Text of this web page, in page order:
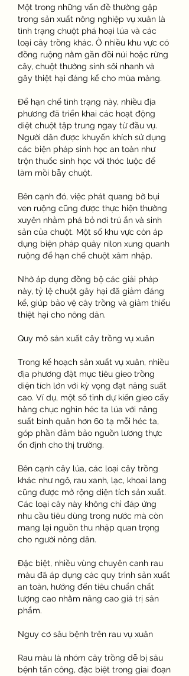
Một trong những vấn đề thường gặp
trong sản xuất nông nghiệp vụ xuân là
tình trạng chuột phá hoại lúa và các
loại cây trồng khác. Ở nhiều khu vực có
đồng ruộng nằm gần đồi núi hoặc rừng
cây, chuột thường sinh sôi nhanh và
gây thiệt hại đáng kể cho mùa màng.
Để hạn chế tình trạng này, nhiều địa
phương đã triển khai các hoạt động
diệt chuột tập trung ngay từ đầu vụ.
Người dân được khuyến khích sử dụng
các biện pháp sinh học an toàn như
trộn thuốc sinh học với thóc luộc để
làm mồi bẫy chuột.
Bên cạnh đó, việc phát quang bờ bụi
ven ruộng cũng được thực hiện thường
xuyên nhằm phá bỏ nơi trú ẩn và sinh
sản của chuột. Một số khu vực còn áp
dụng biện pháp quây nilon xung quanh
ruộng để hạn chế chuột xâm nhập.
Nhờ áp dụng đồng bộ các giải pháp
này, tỷ lệ chuột gây hại đã giảm đáng
kể, giúp bảo vệ cây trồng và giảm thiểu
thiệt hại cho nông dân.
Quy mô sản xuất cây trồng vụ xuân
Trong kế hoạch sản xuất vụ xuân, nhiều
địa phương đặt mục tiêu gieo trồng
diện tích lớn với kỳ vọng đạt năng suất
cao. Ví dụ, một số tỉnh dự kiến gieo cấy
hàng chục nghìn héc ta lúa với năng
suất bình quân hơn 60 tạ mỗi héc ta,
góp phần đảm bảo nguồn lương thực
ổn định cho thị trường.
Bên cạnh cây lúa, các loại cây trồng
khác như ngô, rau xanh, lạc, khoai lang
cũng được mở rộng diện tích sản xuất.
Các loại cây này không chỉ đáp ứng
nhu cầu tiêu dùng trong nước mà còn
mang lại nguồn thu nhập quan trọng
cho người nông dân.
Đặc biệt, nhiều vùng chuyên canh rau
màu đã áp dụng các quy trình sản xuất
an toàn, hướng đến tiêu chuẩn chất
lượng cao nhằm nâng cao giá trị sản
phẩm.
Nguy cơ sâu bệnh trên rau vụ xuân
Rau màu là nhóm cây trồng dễ bị sâu
bệnh tấn công, đặc biệt trong giai đoạn